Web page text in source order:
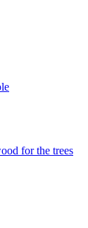
for the trees